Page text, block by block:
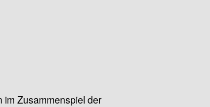
im Zusammenspiel der